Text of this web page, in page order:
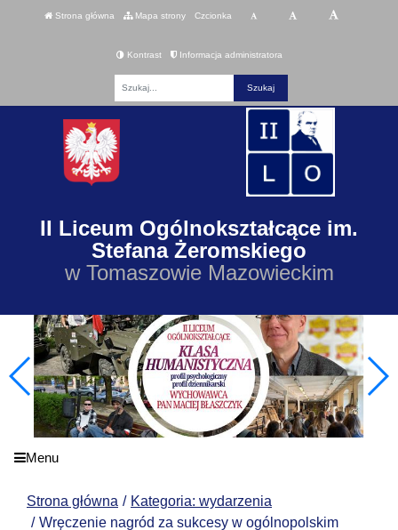
Strona główna Mapa strony Czcionka
Kontrast Informacja administratora
II Liceum Ogólnokształcące im.
Stefana Żeromskiego
w Tomaszowie Mazowieckim
Menu
Strona główna
Kategoria: wydarzenia
Wręczenie nagród za sukcesy w ogólnopolskim